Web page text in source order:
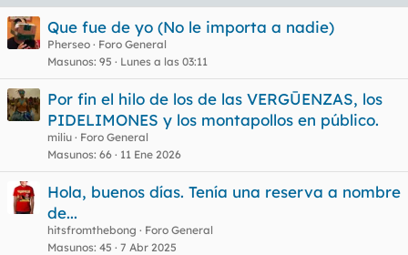
Que fue de yo (No le importa a nadie)
Pherseo
Foro General
Masunos 95 Lunes a las 03:11
Por fin el hilo de los de las VERGŪENZAS, los
PIDELIMONES y los montapollos en público.
miliu
Foro General
Masunos 66 11 Ene 2026
Hola, buenos días. Tenía una reserva a nombre
de...
hitsfromthebong
Foro General
Masunos 45 7 Abr 2025